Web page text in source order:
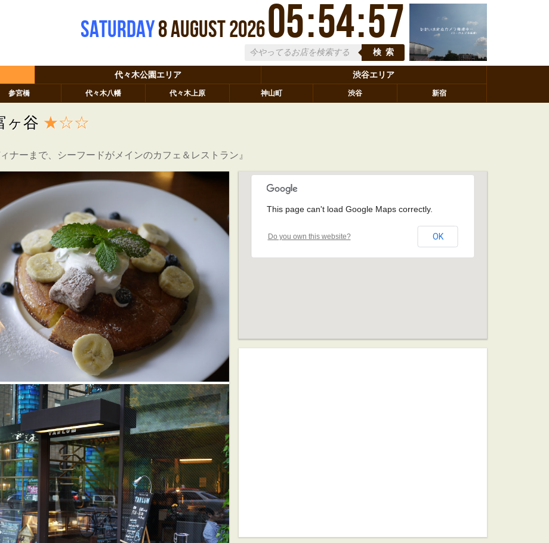
Saturday8August202605:54:58
検索
代々木公園エリア 渋谷エリア
参宮橋 代々木八幡 代々木上原 神山町 渋谷 新宿
ヶ谷 ★☆☆
ナーまで、シーフードがメインのカフェ＆レストラン』
This page can't load Google Maps correctly.
Do you own this website? OK